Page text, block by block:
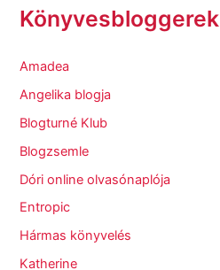
Könyvesbloggerek
Amadea
Angelika blogja
Blogturné Klub
Blogzsemle
Dóri online olvasónaplója
Entropic
Hármas könyvelés
Katherine